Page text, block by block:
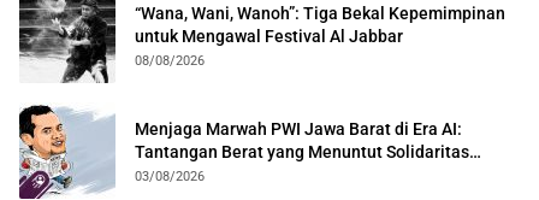
“Wana, Wani, Wanoh”: Tiga Bekal Kepemimpinan
untuk Mengawal Festival Al Jabbar
08/08/2026
Menjaga Marwah PWI Jawa Barat di Era AI:
Tantangan Berat yang Menuntut Solidaritas
Lintas Generasi
03/08/2026